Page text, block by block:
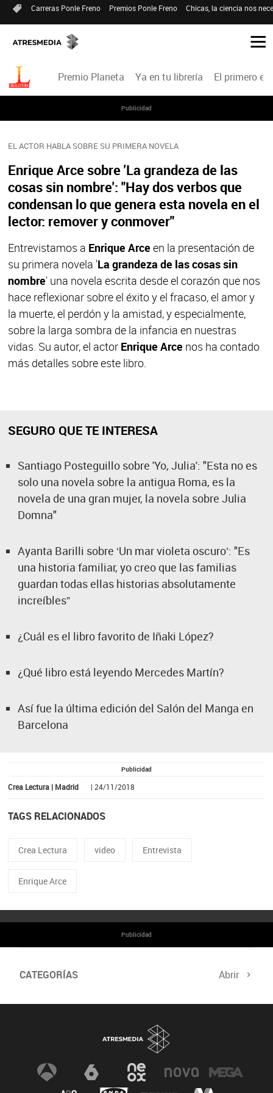
Carreras Ponle Freno Premios Ponle Freno Chicas, la ciencia nos
Premio Planeta Ya en tu librería El primero en
Publicidad
EL ACTOR HABLA SOBRE SU PRIMERA NOVELA
Enrique Arce sobre 'La grandeza de las
cosas sin nombre': "Hay dos verbos que
condensan lo que genera esta novela en el
lector: remover y conmover"
Entrevistamos a Enrique Arce en la presentación de
su primera novela 'La grandeza de las cosas sin
nombre' una novela escrita desde el corazón que nos
hace reflexionar sobre el éxito y el fracaso, el amor y
la muerte, el perdón y la amistad, y especialmente,
sobre la larga sombra de la infancia en nuestras
vidas. Su autor, el actor Enrique Arce nos ha contado
más detalles sobre este libro.
SEGURO QUE TE INTERESA
Santiago Posteguillo sobre 'Yo, Julia': "Esta no es
solo una novela sobre la antigua Roma, es la
novela de una gran mujer, la novela sobre Julia
Domna"
Ayanta Barilli sobre ‘Un mar violeta oscuro’: "Es
una historia familiar, yo creo que las familias
guardan todas ellas historias absolutamente
increíbles”
¿Cuál es el libro favorito de Iñaki López?
¿Qué libro está leyendo Mercedes Martín?
Así fue la última edición del Salón del Manga en
Barcelona
Publicidad
Crea Lectura | Madrid | 24/11/2018
TAGS RELACIONADOS
Crea Lectura video Entrevista
Enrique Arce
Publicidad
CATEGORÍAS Abrir